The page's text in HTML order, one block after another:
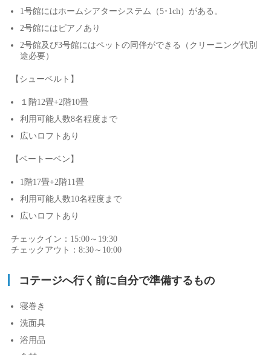
1号館にはホームシアターシステム（5･1ch）がある。
2号館にはピアノあり
2号館及び3号館にはペットの同伴ができる（クリーニング代別
途必要）
【シューベルト】
１階12畳+2階10畳
利用可能人数8名程度まで
広いロフトあり
【ベートーベン】
1階17畳+2階11畳
利用可能人数10名程度まで
広いロフトあり
チェックイン：15:00～19:30
チェックアウト：8:30～10:00
コテージへ行く前に自分で準備するもの
寝巻き
洗面具
浴用品